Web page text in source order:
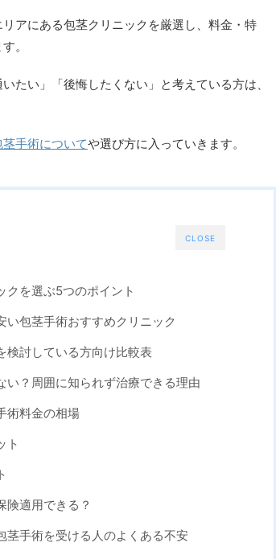
アにある包茎クリニックを厳選し、料金・特
。
たい」「後悔したくない」と考えている方は、
茎手術についてや選び方に入っていきます。
CLOSE
クを選ぶ5つのポイント
い包茎手術おすすめクリニック
検討している方向け比較表
い？周囲に知られず治療できる理由
術料金の相場
ト
険適用できる？
茎手術を受ける人のよくある不安